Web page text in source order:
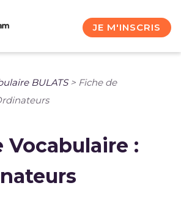
JE M'INSCRIS
BULATS> Fiche de
Vocabulaire :